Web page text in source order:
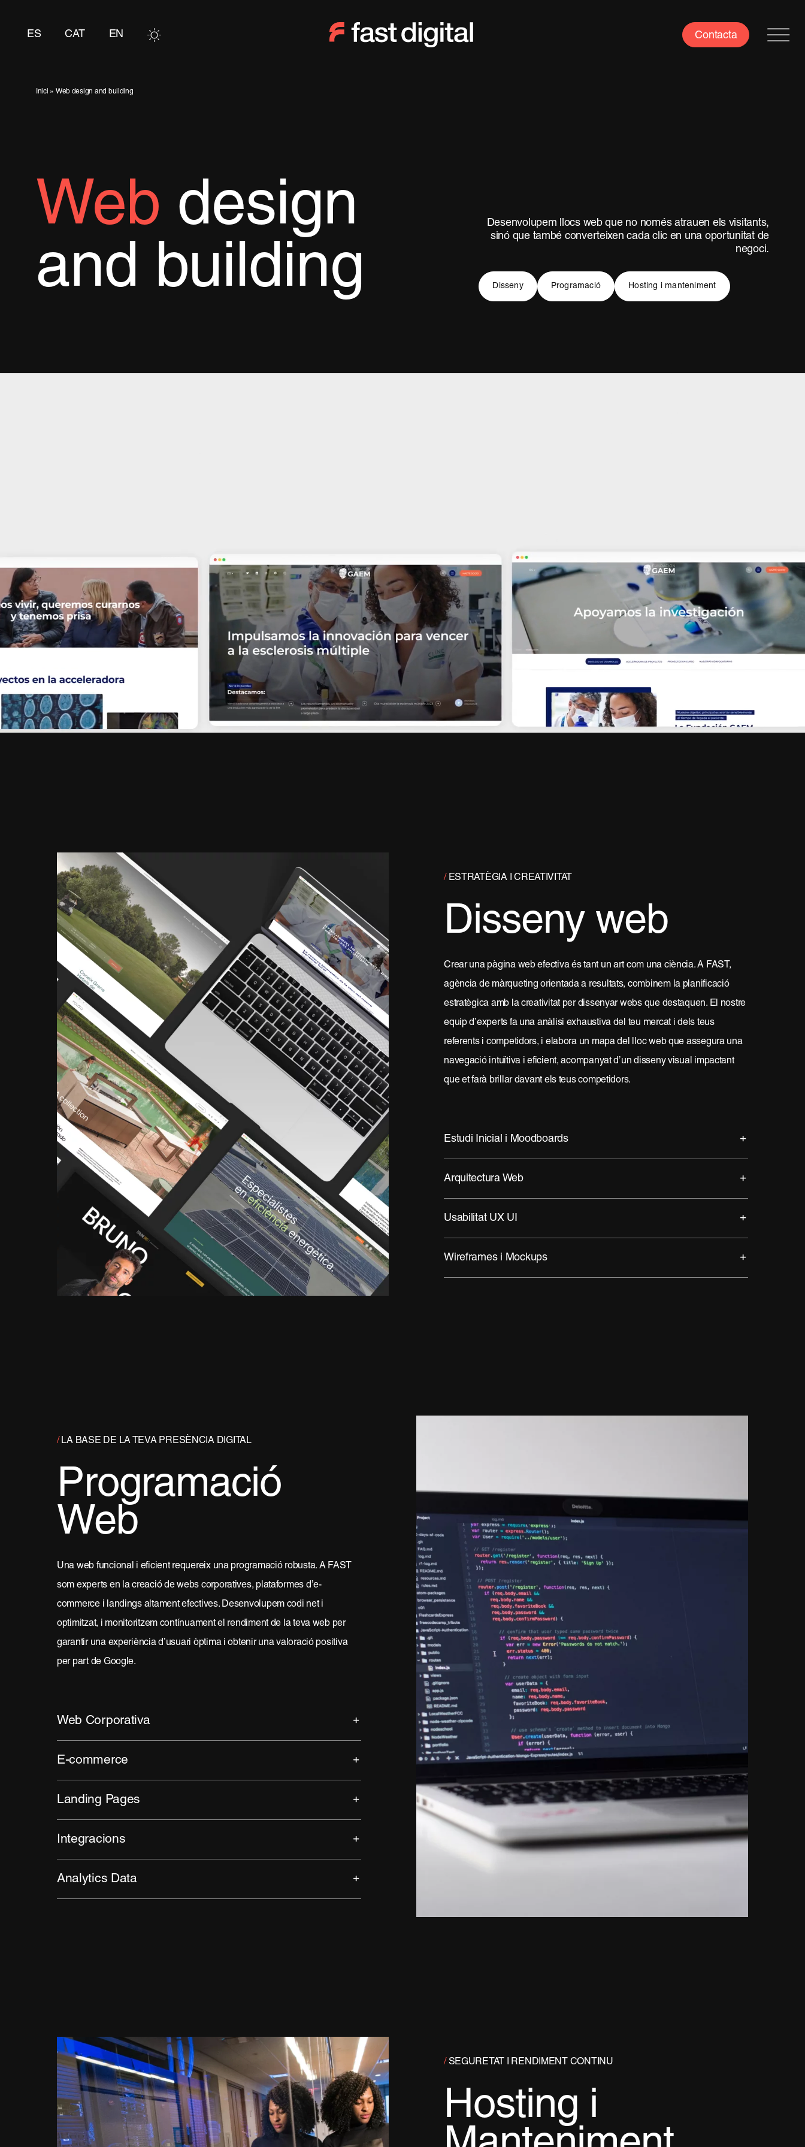
contentES CAT EN Contacta
Inici » Web design and building
Web design
and building
Desenvolupem llocs web que no només atrauen els visitants,
sinó que també converteixen cada clic en una oportunitat de
negoci.
Disseny Programació Hosting i manteniment
/ESTRATÈGIA I CREATIVITAT
Disseny web
Crear una pàgina web efectiva és tant un art com una ciència. A FAST,
agència de màrqueting orientada a resultats, combinem la planificació
estratègica amb la creativitat per dissenyar webs que destaquen. El nostre
equip d’experts fa una anàlisi exhaustiva del teu mercat i dels teus
referents i competidors, i elabora un mapa del lloc web que assegura una
navegació intuïtiva i eficient, acompanyat d’un disseny visual impactant
que et farà brillar davant els teus competidors.
Estudi Inicial i Moodboards
Arquitectura Web
Usabilitat UX UI
Wireframes i Mockups
/LA BASE DE LA TEVA PRESÈNCIA DIGITAL
Programació
Web
Una web funcional i eficient requereix una programació robusta. A FAST
som experts en la creació de webs corporatives, plataformes d’e-
commerce i landings altament efectives. Desenvolupem codi net i
optimitzat, i monitoritzem contínuament el rendiment de la teva web per
garantir una experiència d’usuari òptima i obtenir una valoració positiva
per part de Google.
Web Corporativa
E-commerce
Landing Pages
Integracions
Analytics Data
/ SEGURETAT I RENDIMENT CONTINU
Hosting i